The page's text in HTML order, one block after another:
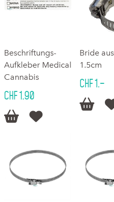
Beschriftungs-
Aufkleber Medical
Cannabis
CHF 1.90
 
Bride
1.5cm
CHF 1.–
